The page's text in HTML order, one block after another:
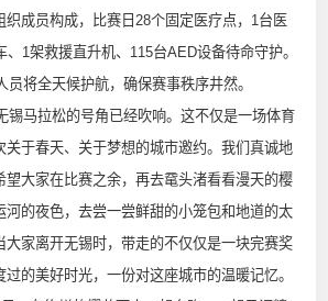
织成员构成，比赛日28个固定医疗点，1台医
1架救援直升机、115台AED设备待命守护。
员将全天候护航，确保赛事秩序井然。
马拉松的号角已经吹响。这不仅是一场体育
关于春天、关于梦想的城市邀约。我们真诚地
望大家在比赛之余，再去鼋头渚看看漫天的樱
河的夜色，去尝一尝鲜甜的小笼包和地道的太
大家离开无锡时，带走的不仅仅是一块完赛奖
的美好时光，一份对这座城市的温暖记忆。